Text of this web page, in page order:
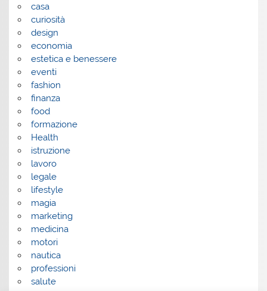
casa
curiosità
design
economia
estetica e benessere
eventi
fashion
finanza
food
formazione
Health
istruzione
lavoro
legale
lifestyle
magia
marketing
medicina
motori
nautica
professioni
salute